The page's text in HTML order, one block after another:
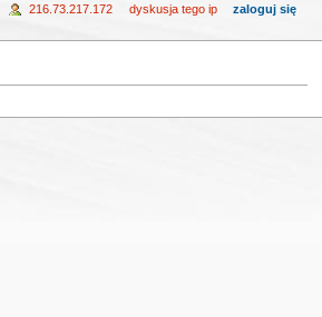
216.73.217.172 dyskusja tego ip zaloguj się